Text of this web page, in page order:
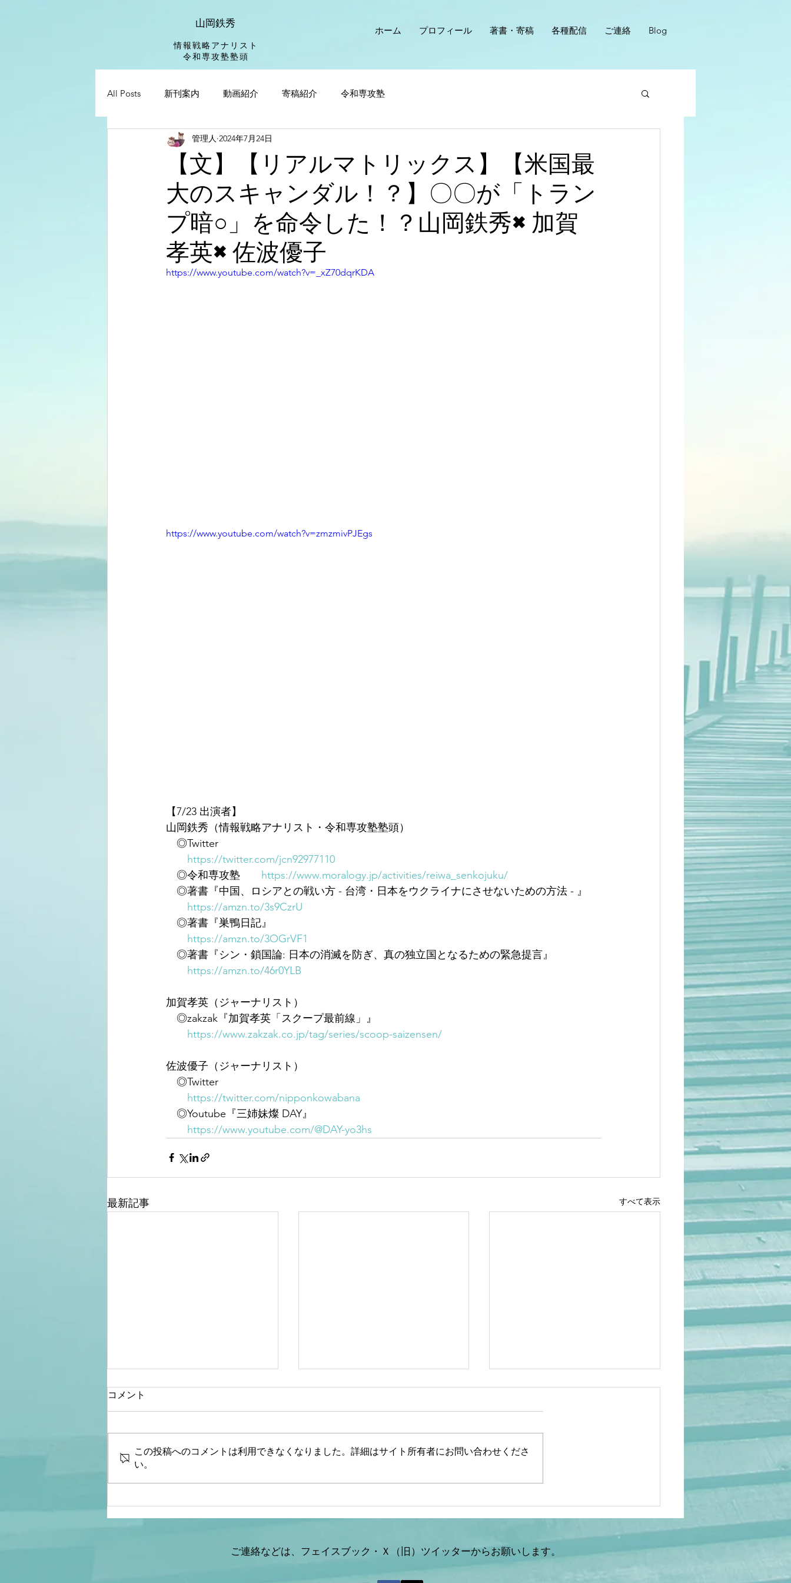
山岡鉄秀
情報戦略アナリスト
​令和専攻塾塾頭
ホーム プロフィール 著書・寄稿 各種配信 ご連絡 Blog
All Posts 新刊案内 動画紹介 寄稿紹介 令和専攻塾
【文】【リアルマトリックス】【米国最
大のスキャンダル！？】〇〇が「トラン
プ暗○」を命令した！？山岡鉄秀×加賀
孝英×佐波優子
管理人 2024年7月24日
https://www.youtube.com/watch?v=_xZ70dqrKDA
https://www.youtube.com/watch?v=zmzmivPJEgs
【7/23 出演者】
山岡鉄秀（情報戦略アナリスト・令和専攻塾塾頭）
◎Twitter
https://twitter.com/jcn92977110
◎令和専攻塾 https://www.moralogy.jp/activities/reiwa_senkojuku/
◎著書『中国、ロシアとの戦い方 - 台湾・日本をウクライナにさせないための方法 - 』
https://amzn.to/3s9CzrU
◎著書『巣鴨日記』
https://amzn.to/3OGrVF1
◎著書『シン・鎖国論: 日本の消滅を防ぎ、真の独立国となるための緊急提言』
https://amzn.to/46r0YLB
加賀孝英（ジャーナリスト）
◎zakzak『加賀孝英「スクープ最前線」』
https://www.zakzak.co.jp/tag/series/scoop-saizensen/
佐波優子（ジャーナリスト）
◎Twitter
https://twitter.com/nipponkowabana
◎Youtube『三姉妹燦 DAY』
https://www.youtube.com/@DAY-yo3hs
最新記事 すべて表示
【桜内文城】財政金融研究
ョック&減税ショックとは何
給付金の違いは？』ゲスト：
【文】【一般ライブ】【辺野
事故当時の動画を公開【玄ち
瀬×佐波/室伏×松村×平井
11:55〜13:40
【山岡】アニメ人気でも救え
した理由 ケビン・ドーク氏×
コメント
この投稿へのコメントは利用できなくなりました。詳細はサイト所有者にお問い合わせくださ
い。
ご連絡などは、フェイスブック・Ｘ（旧）ツイッターからお願いします。